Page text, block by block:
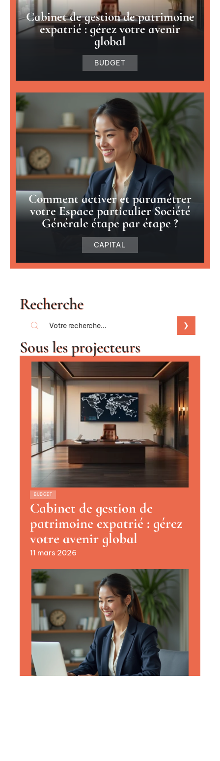
Cabinet de gestion de patrimoine
expatrié : gérez votre avenir
global
BUDGET
Comment activer et paramétrer
votre Espace particulier Société
Générale étape par étape ?
CAPITAL
Recherche
Sous les projecteurs
BUDGET
Cabinet de gestion de
patrimoine expatrié : gérez
votre avenir global
11 mars 2026